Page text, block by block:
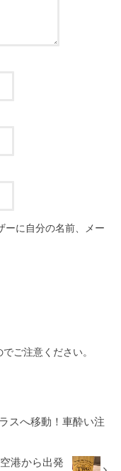
ーに自分の名前、メー
ご注意ください。
スへ移動！車酔い注
港から出発